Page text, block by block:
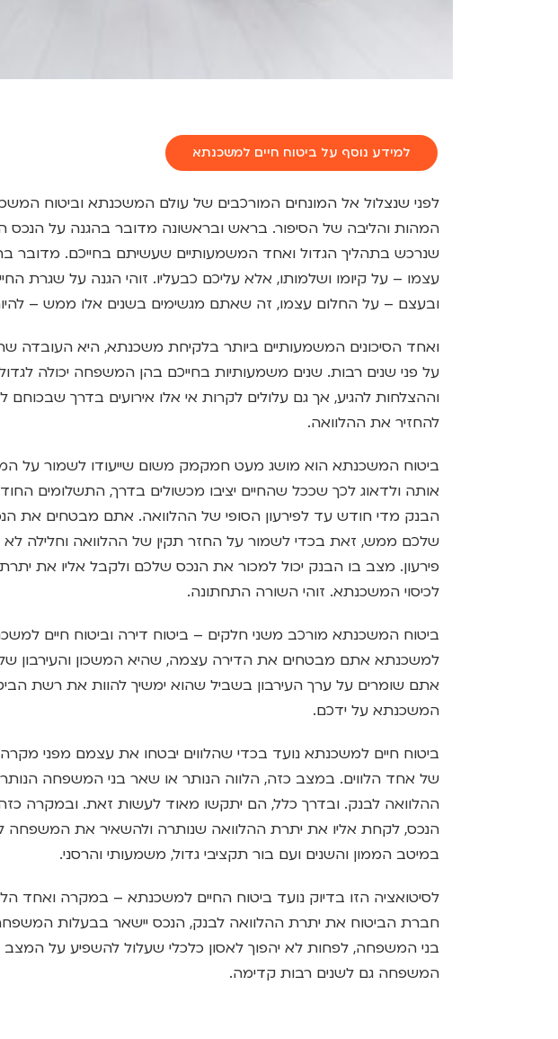
למידע נוסף על ביטוח חיים למשכנתא
לפני שנצלול אל המונחים המורכבים של עולם המשכנתא וביטוח
המהות והליבה של הסיפור. בראש ובראשונה מדובר בהגנה על הנכס
שנרכש בתהליך הגדול ואחד המשמעותיים שעשיתם בחייכם. מדובר
עצמו – על קיומו ושלמותו, אלא עליכם כבעליו. זוהי הגנה על שגרת
ובעצם – על החלום עצמו, זה שאתם מגשימים בשנים אלו ממש –
ואחד הסיכונים המשמעותיים ביותר בלקיחת משכנתא, היא העובדה
על פני שנים רבות. שנים משמעותיות בחייכם בהן המשפחה יכולה
וההצלחות להגיע, אך גם עלולים לקרות אי אלו אירועים בדרך שבכוחם
להחזיר את ההלוואה.
ביטוח המשכנתא הוא מושג מעט חמקמק משום שייעודו לשמור על
אותה ולדאוג לכך שככל שהחיים יציבו מכשולים בדרך, התשלומים
הבנק מדי חודש עד לפירעון הסופי של ההלוואה. אתם מבטחים את
שלכם ממש, זאת בכדי לשמור על החזר תקין של ההלוואה וחלילה לא
פירעון. מצב בו הבנק יכול למכור את הנכס שלכם ולקבל אליו את
לכיסוי המשכנתא. זוהי השורה התחתונה.
ביטוח המשכנתא מורכב משני חלקים – ביטוח דירה וביטוח חיים
למשכנתא אתם מבטחים את הדירה עצמה, שהיא המשכון והעירבון
אתם שומרים על ערך העירבון בשביל שהוא ימשיך להוות את רשת
המשכנתא על ידכם.
ביטוח חיים למשכנתא נועד בכדי שהלווים יבטחו את עצמם מפני
של אחד הלווים. במצב כזה, הלווה הנותר או שאר בני המשפחה
ההלוואה לבנק. ובדרך כלל, הם יתקשו מאוד לעשות זאת. ובמקרה
הנכס, לקחת אליו את יתרת ההלוואה שנותרה ולהשאיר את המשפחה
במיטב הממון והשנים ועם בור תקציבי גדול, משמעותי והרסני.
לסיטואציה הזו בדיוק נועד ביטוח החיים למשכנתא – במקרה ואחד
חברת הביטוח את יתרת ההלוואה לבנק, הנכס יישאר בבעלות
בני המשפחה, לפחות לא יהפוך לאסון כלכלי שעלול להשפיע על המצב
המשפחה גם לשנים רבות קדימה.